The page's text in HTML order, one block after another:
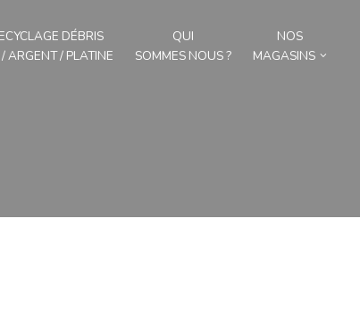
DÉBRIS
ARGENT / PLATINE
QUI
SOMMES NOUS ?
NOS
MAGASINS